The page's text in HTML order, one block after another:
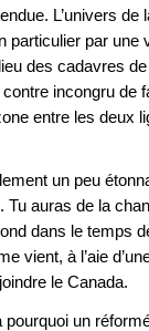
L’univers
particulier par une
des cadavres
incongru de
entre les deux
un peu
auras de la
dans le temps
vient, à l’aie
le Canada.
un